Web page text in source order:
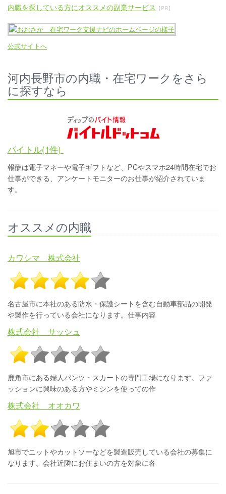
内職を探している方にオススメの副業サービス 【PR】
公式サイトへ
河内長野市の内職・在宅ワークをさら
に探すなら
バイトル(1件)
報酬は電子マネーや電子ギフトなど、PCやスマホ24時間在宅でお
仕事ができる、アンケートモニターのお仕事が紹介されていま
す。
オススメの内職
カワシマ 株式会社
名古屋市に本社のある防水・保護シートを含む自動車部品の開発
や製作を行っている会社になります。仕事内容
株式会社 サッシュ
鹿角市にある婦人パンツ・スカートの専門工場になります。ファ
ッションに興味のある方やミシンを使っての作
株式会社 オオカワ
旭市でニットやカットソーなどを製造販売している会社の募集に
なります。会社近隣にお住まいの方を対象に各